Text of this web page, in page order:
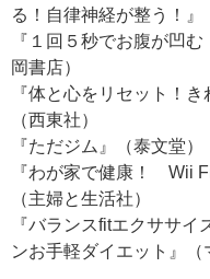
る！自律神経が整う！』
『１回５秒でお腹が凹
岡書店）
『体と心をリセット！
（西東社）
『ただジム』（泰文堂）
『わが家で健康！ Wii
（主婦と生活社）
『バランスfitエクササ
ンお手軽ダイエット』（